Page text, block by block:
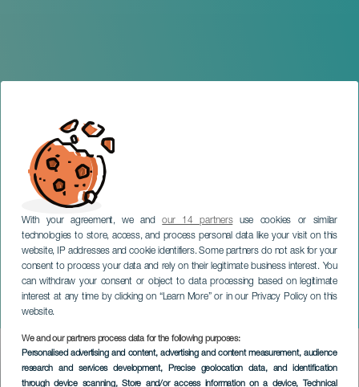
With your agreement, we andour 14 partnersuse cookies or similar
technologies to store, access, and process personal data like your visit on this
website, IP addresses and cookie identifiers. Some partners do not ask for your
consent to process your data and rely on their legitimate business interest. You
can withdraw your consent or object to data processing based on legitimate
interest at any time by clicking on “Learn More” or in our Privacy Policy on this
website.
We and our partners process data for the following purposes:
Personalised advertising and content, advertising and content measurement, audience
research and services development, Precise geolocation data, and identification
through device scanning, Store and/or access information on a device, Technical
Dailos Santana – Projekt
Synergie
GRAN CANARIA
Imagen
Listado